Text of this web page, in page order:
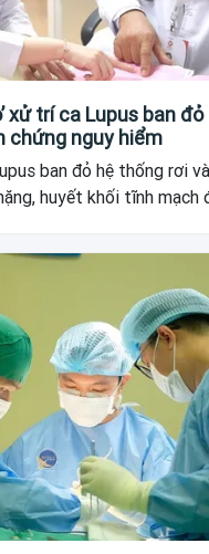
xử trí ca Lupus ban
chứng nguy hiểm
ban đỏ hệ thống rơi
huyết khối tĩnh mạch